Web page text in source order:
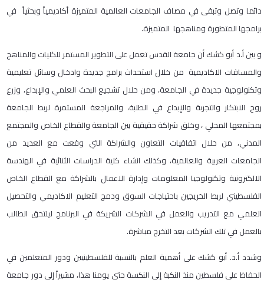
دائما وتصل وتبقى في مصاف الجامعات العالمية المتميزة أكاديمياً وبحثياً في
برامجها المتطورة ومناهجها المتميزة.
و بين أ.د أبو كشك أن جامعة القدس تعمل على التطوير المستمر للكليات والمناهج
والمساقات الاكاديمية من خلال استحداث برامج جديدة وادخال وسائل تعليمية
وتكنولوجية جديدة في الجامعة، ومن خلال تشجيع البحث العلمي والإبداع، وزرع
روح الابتكار والتجربة والإبداع في الطلبة، والمراجعة المستمرة لربط الجامعة
بمجتمعها المحلي ، وخلق شراكة حقيقية بين الجامعة والقطاع الخاص والمجتمع
المدني، من خلال اتفاقيات التعاون والشراكة التي وقعت مع العديد من
الجامعات العربية والعالمية، وكذلك انشاء كلية الدراسات الثنائية في الهندسة
الالكترونية وتكنولوجيا المعلومات وإدارة الاعمال بالشراكة مع القطاع الخاص
الفلسطيني لربط الخريجين باحتياجات السوق ودمج التعليم الاكاديمي والتحصيل
العلمي مع التدريب والعمل في الشركات الشريكة في البرنامج ليلتحق الطالب
بالعمل في تلك الشركات بعد التخرج مباشرة.
وشدد أ.د. أبو كشك على أهمية العلم بالنسبة للفلسطينيين ودور المتعلمين في
الحفاظ على فلسطين منذ النكبة إلى النكسة حتى يومنا هذا، مشيراً إلى دور جامعة